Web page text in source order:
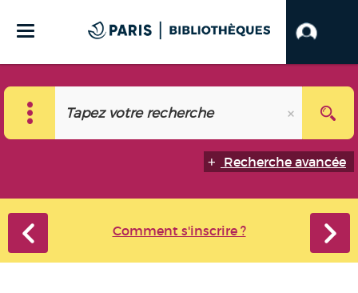
Recherche avancée
Comment s'inscrire ?